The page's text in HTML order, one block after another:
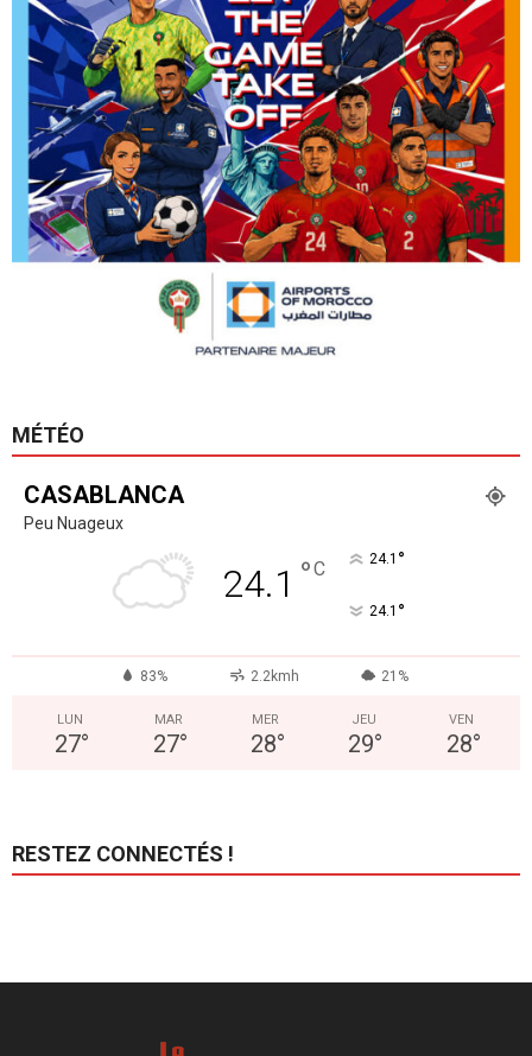
MÉTÉO
CASABLANCA
Peu Nuageux
24.1 °C 24.1 °
24.1 °
83% 2.2kmh 21%
LUN
27°
MAR
27°
MER
28°
JEU
29°
VEN
28°
RESTEZ CONNECTÉS !